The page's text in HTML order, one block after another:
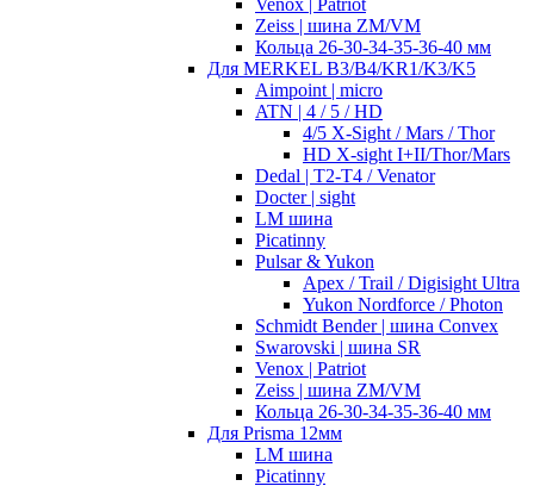
Venox | Patriot
Zeiss | шина ZM/VM
Кольца 26-30-34-35-36-40 мм
Для MERKEL B3/B4/KR1/K3/K5
Aimpoint | micro
ATN | 4 / 5 / HD
4/5 X-Sight / Mars / Thor
HD X-sight I+II/Thor/Mars
Dedal | T2-T4 / Venator
Docter | sight
LM шина
Picatinny
Pulsar & Yukon
Apex / Trail / Digisight Ultra
Yukon Nordforce / Photon
Schmidt Bender | шина Convex
Swarovski | шина SR
Venox | Patriot
Zeiss | шина ZM/VM
Кольца 26-30-34-35-36-40 мм
Для Prisma 12мм
LM шина
Picatinny